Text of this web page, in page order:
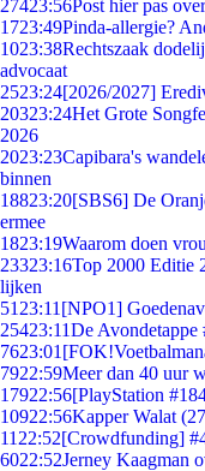
27423:56Post hier pas
1723:49Pinda-allergie?
1023:38Rechtszaak
advocaat
2523:24[2026/2027]
20323:24Het Grote
2026
2023:23Capibara's
binnen
18823:20[SBS6] De
ermee
1823:19Waarom doen
23323:16Top 2000 Editie
lijken
51 23:11 [NPO1]
25423:11De Avondetappe
7623:01
7922:59Meer dan 40 uur
17922:56[PlayStation
10922:56Kapper Walat
11 22:52[Crowdfunding]
6022:52Jerney Kaagman